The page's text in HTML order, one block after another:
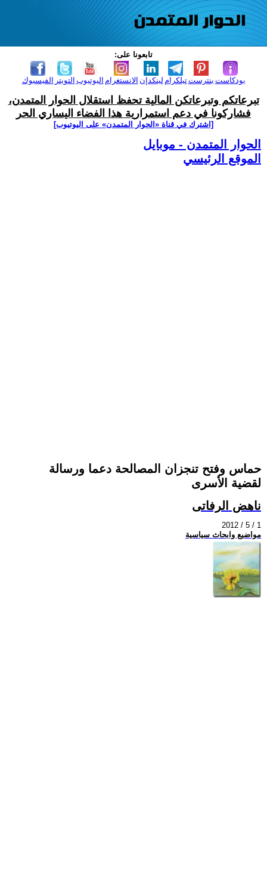
تابعونا على:
الفيسبوك التويتر اليوتيوب الانستغرام لينكدإن تيلكرامبنترست بودكاست
تبرعاتكم وتبرعاتكن المالية تحفظ استقلال الحوار المتمدن،
فشاركونا في دعم استمرارية هذا الفضاء اليساري الحر
[اشترك في قناة ‫«الحوار المتمدن» على اليوتيوب]
الحوار المتمدن - موبايل
الموقع الرئيسي
حماس وفتح تنجزان المصالحة دعما ورسالة
لقضية الأسرى
ناهض الرفاتى
2012 / 5 / 1
مواضيع وابحاث سياسية